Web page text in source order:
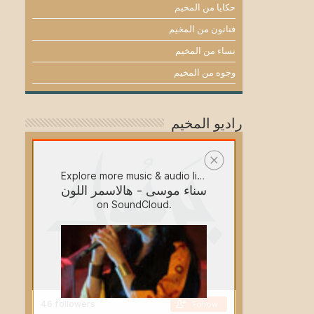
حكايا من المخيم
فنانون من المخيم
نساء من المخيم
وجوه من المخيم
راديو المخيم